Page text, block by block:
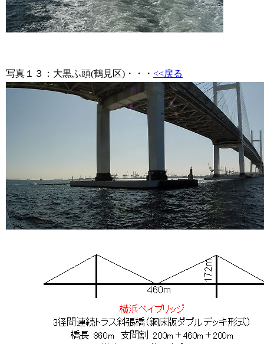
写真１３ ：大黒ふ頭(鶴見区)・・・ <<戻る